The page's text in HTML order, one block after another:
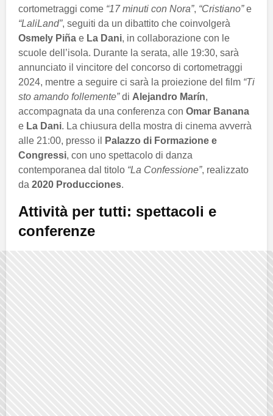
cortometraggi come “17 minuti con Nora”, “Cristiano”e
“LaliLand”, seguiti da un dibattito che coinvolgerà
Osmely Piña e La Dani, in collaborazione con le
scuole dell’isola. Durante la serata, alle 19:30, sarà
annunciato il vincitore del concorso di cortometraggi
2024, mentre a seguire ci sarà la proiezione del film “Ti
sto amando follemente”di Alejandro Marín,
accompagnata da una conferenza con Omar Banana
e La Dani. La chiusura della mostra di cinema avverrà
alle 21:00, presso il
Palazzo di Formazione e
Congressi, con uno spettacolo di danza
contemporanea dal titolo “La Confessione”, realizzato
da 2020 Producciones.
Attività per tutti: spettacoli e
conferenze